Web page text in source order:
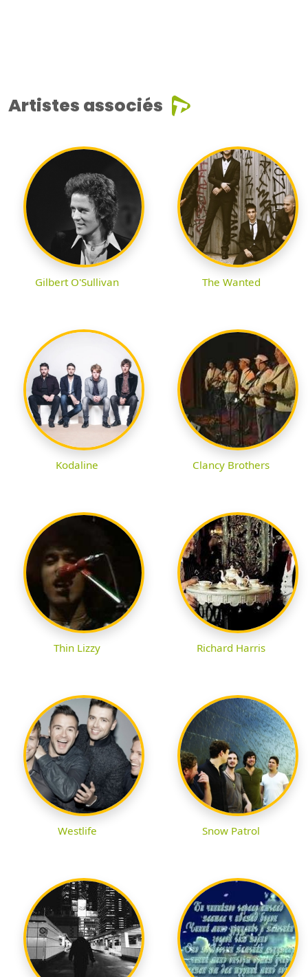
Artistes associés
Gilbert O'Sullivan The Wanted
Kodaline Clancy Brothers
Thin Lizzy Richard Harris
Westlife Snow Patrol